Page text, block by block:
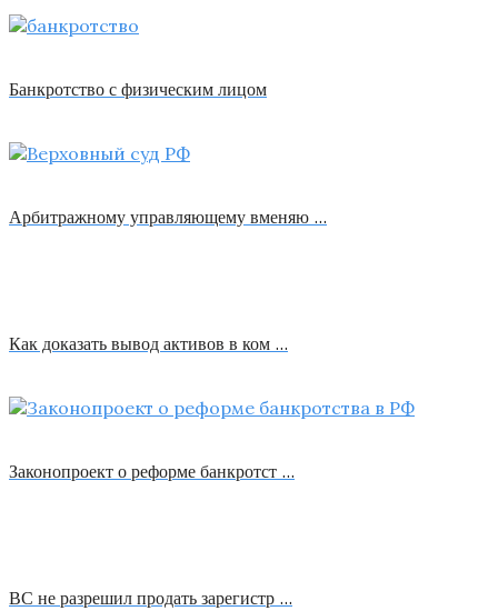
Банкротство с физическим лицом
Арбитражному управляющему вменяю …
Как доказать вывод активов в ком …
Законопроект о реформе банкротст …
ВС не разрешил продать зарегистр …